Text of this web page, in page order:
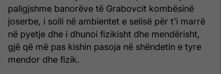
paligjshme banorëve të Grabovcit kombësinë
joserbe, i solli në ambientet e selisë për t'i marrë
në pyetje dhe i dhunoi fizikisht dhe mendërisht,
gjë që më pas kishin pasoja në shëndetin e tyre
mendor dhe fizik.